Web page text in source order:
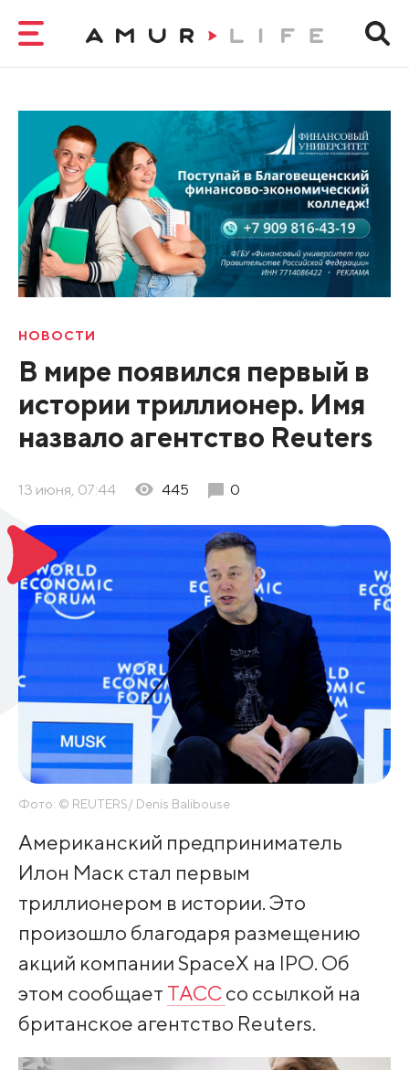
НОВОСТИ
В мире появился первый в
истории триллионер. Имя
назвало агентство Reuters
13 июня, 07:44 445 0
Фото: © REUTERS/ Denis Balibouse
Американский предприниматель
Илон Маск стал первым
триллионером в истории. Это
произошло благодаря размещению
акций компании SpaceX на IPO. Об
этом сообщает ТАССсо ссылкой на
британское агентство Reuters.